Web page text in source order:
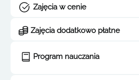
Zajęcia w cenie
Zajęcia dodatkowo płatne
Program nauczania